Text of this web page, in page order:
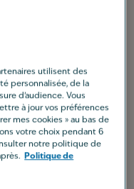
l’ossature de son
de ses yeux.
diverses
situés au coin
étroits chez le
habituel des
les larmes
utilisent des
personnalisée, de la
d’audience. Vous
à jour vos préférences
mes cookies » au bas de
votre choix pendant 6
notre politique de
Politique de